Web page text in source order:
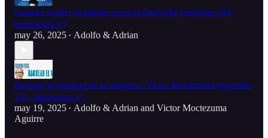
Cuando vender tu startup no es el final feliz [episodio 254,
temporada V]
may 26, 2025 • Adolfo & Adrian
Hackear el mindset de tu empresa. Víctor Moctezuma [episodio
253, temporada V]
may 19, 2025 • Adolfo & Adrian and Victor Moctezuma
Aguirre